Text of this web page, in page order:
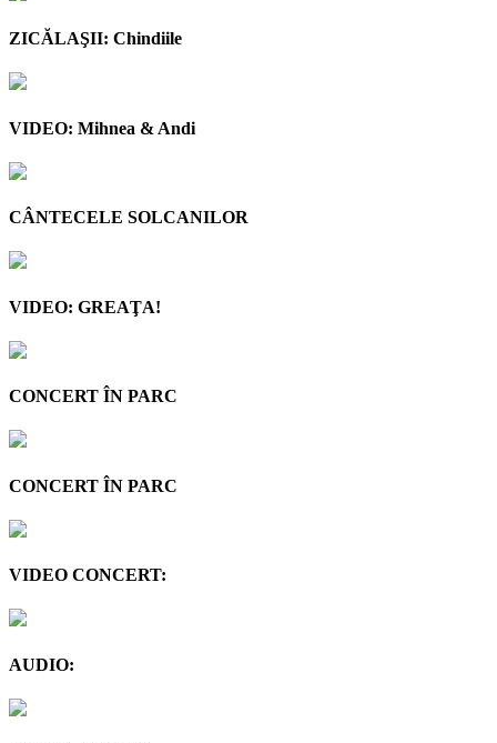
ZICĂLAŞII: Chindiile
VIDEO: Mihnea & Andi
CÂNTECELE SOLCANILOR
VIDEO: GREAŢA!
CONCERT ÎN PARC
CONCERT ÎN PARC
VIDEO CONCERT:
AUDIO: